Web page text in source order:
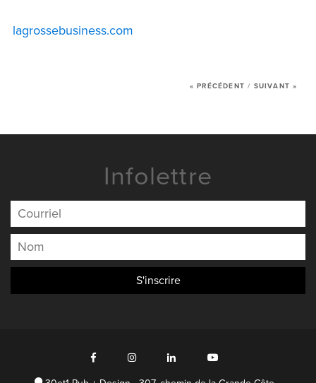
lagrossebusiness.com
« PRÉCÉDENT / SUIVANT »
Infolettre